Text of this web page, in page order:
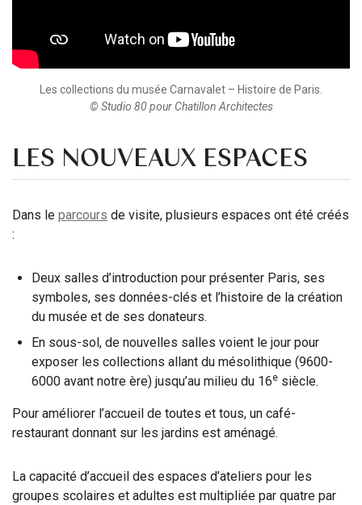
Les collections du musée Carnavalet – Histoire de Paris.
© Studio 80 pour Chatillon Architectes
LES NOUVEAUX ESPACES
Dans le parcours de visite, plusieurs espaces ont été créés
:
Deux salles d’introduction pour présenter Paris, ses
symboles, ses données-clés et l’histoire de la création
du musée et de ses donateurs.
En sous-sol, de nouvelles salles voient le jour pour
exposer les collections allant du mésolithique (9600-
6000 avant notre ère) jusqu’au milieu du 16e siècle.
Pour améliorer l’accueil de toutes et tous, un café-
restaurant donnant sur les jardins est aménagé.
La capacité d’accueil des espaces d’ateliers pour les
groupes scolaires et adultes est multipliée par quatre par